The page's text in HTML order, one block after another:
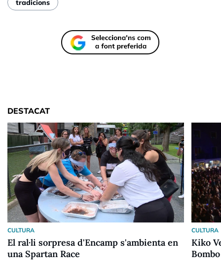
tradicions
DESTACAT
CULTURA
El ral·li sorpresa d'Encamp s'ambienta en
una Spartan Race
CULTURA
Kiko